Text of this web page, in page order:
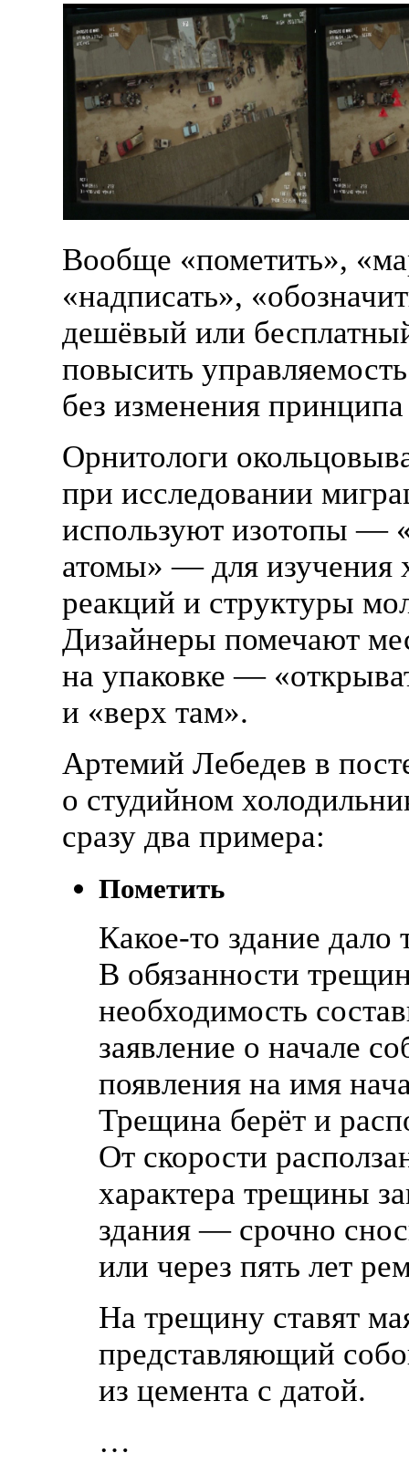
Вообще «пометить»,
«надписать»,
дешёвый или
повысить
без изменения
Орнитологи
при исследовании
используют изотопы —
атомы» — для изучения
реакций и структуры
Дизайнеры помечают
на упаковке —
и «верх там».
Артемий Лебедев в
о студийном
сразу два примера:
Пометить
Какое-то здание дало
В обязанности
необходимость
заявление о начале
появления на имя
Трещина берёт и
От скорости
характера трещины
здания — срочно
или через пять лет
На трещину ставят
представляющий
из цемента с датой.
…